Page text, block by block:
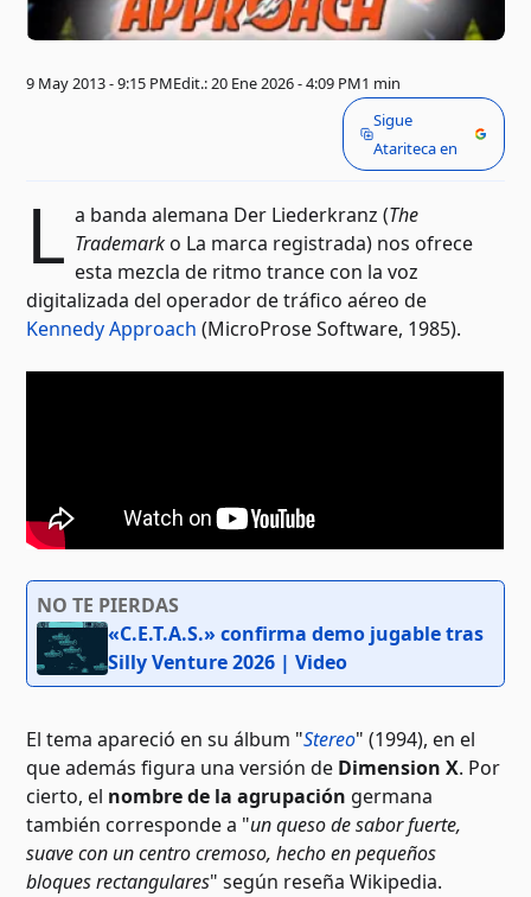
9 May 2013 - 9:15 PMEdit.: 20 Ene 2026 - 4:09 PM1 min
Sigue
Atariteca en
L a banda alemana Der Liederkranz (The
Trademarko La marca registrada) nos ofrece
esta mezcla de ritmo trance con la voz
digitalizada del operador de tráfico aéreo de
Kennedy Approach (MicroProse Software, 1985).
NO TE PIERDAS
«C.E.T.A.S.» confirma demo jugable tras
Silly Venture 2026 | Video
El tema apareció en su álbum "Stereo" (1994), en el
que además figura una versión de Dimension X. Por
cierto, el nombre de la agrupación germana
también corresponde a "un queso de sabor fuerte,
suave con un centro cremoso, hecho en pequeños
bloques rectangulares" según reseña Wikipedia.